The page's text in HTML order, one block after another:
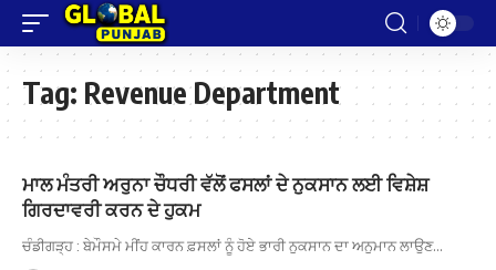
Tag: Revenue Department
ਮਾਲ ਮੰਤਰੀ ਅਰੁਨਾ ਚੌਧਰੀ ਵੱਲੋਂ ਫਸਲਾਂ ਦੇ ਨੁਕਸਾਨ ਲਈ ਵਿਸ਼ੇਸ਼
ਗਿਰਦਾਵਰੀ ਕਰਨ ਦੇ ਹੁਕਮ
ਚੰਡੀਗੜ੍ਹ : ਬੇਮੌਸਮੇ ਮੀਂਹ ਕਾਰਨ ਫ਼ਸਲਾਂ ਨੂੰ ਹੋਏ ਭਾਰੀ ਨੁਕਸਾਨ ਦਾ ਅਨੁਮਾਨ ਲਾਉਣ…